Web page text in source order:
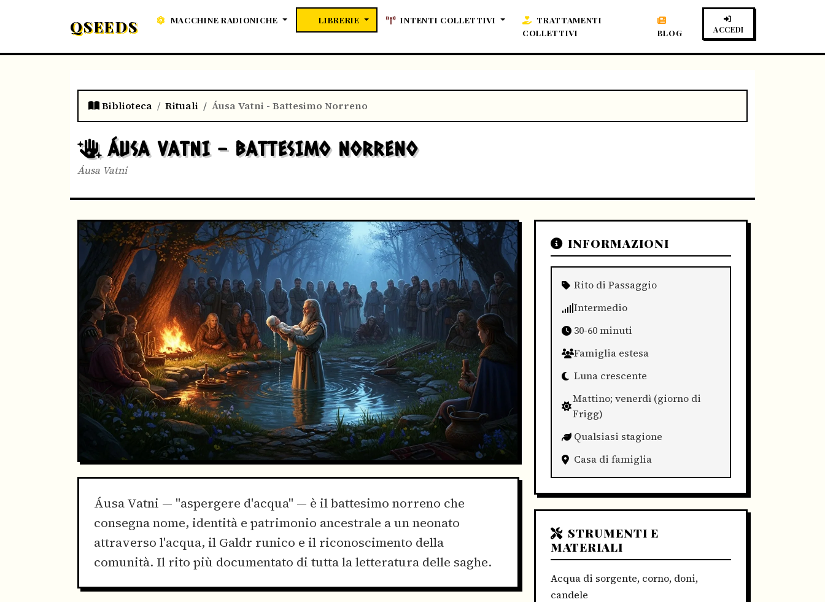
QSEEDS MACCHINE RADIONICHE LIBRERIE INTENTI COLLETTIVI
TRATTAMENTI
COLLETTIVI
BLOG ACCEDI
Biblioteca Rituali Áusa Vatni - Battesimo Norreno
ÁUSA VATNI - BATTESIMO NORRENO
Áusa Vatni
Áusa Vatni — "aspergere d'acqua" — è il battesimo norreno che
consegna nome, identità e patrimonio ancestrale a un neonato
attraverso l'acqua, il Galdr runico e il riconoscimento della
comunità. Il rito più documentato di tutta la letteratura delle saghe.
INFORMAZIONI
Rito di Passaggio
Intermedio
30-60 minuti
Famiglia estesa
Luna crescente
Mattino; venerdì (giorno di
Frigg)
Qualsiasi stagione
Casa di famiglia
STRUMENTI E
MATERIALI
Acqua di sorgente, corno, doni,
candele